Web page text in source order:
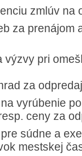
zmlúv na
za prenájom
výzvy pri
za
vyrúbenie
ceny za
súdne a
mestskej